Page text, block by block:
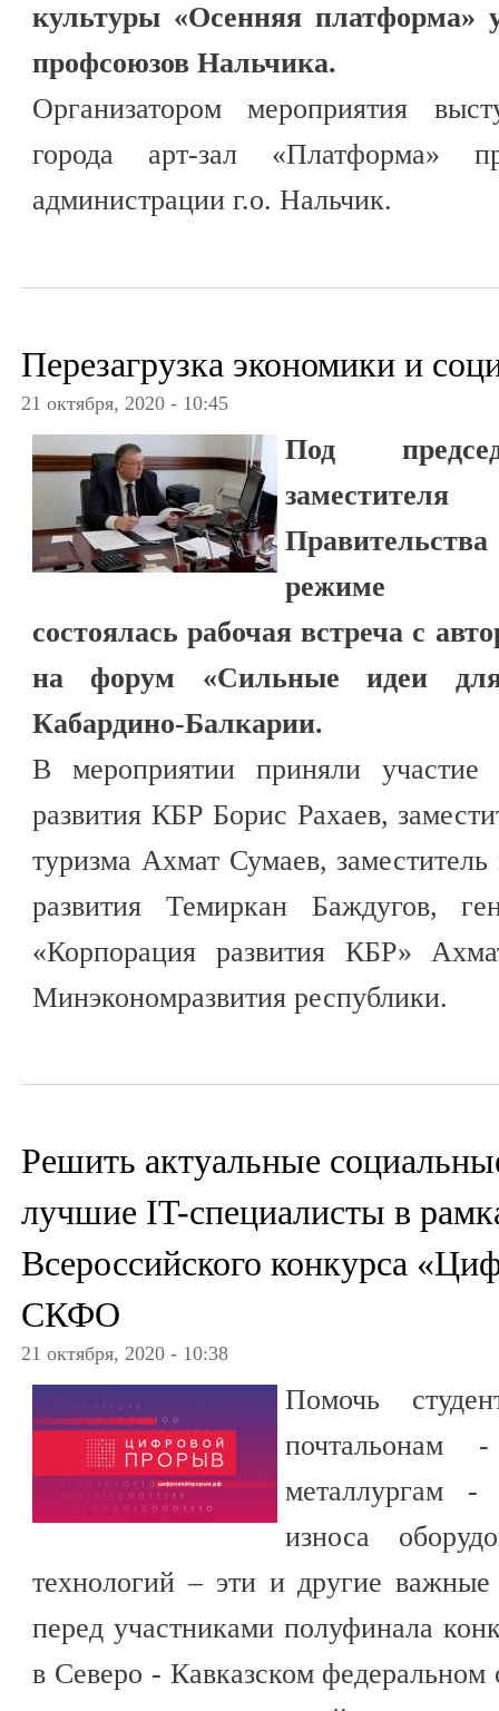
культуры «Осенняя
профсоюзов Нальчика.
Организатором мероприятия
города арт-зал «Платформа»
администрации г.о. Нальчик.
Перезагрузка экономики и
21 октября, 2020 - 10:45
Под
режиме
состоялась рабочая встреча с
на форум «Сильные идеи
Кабардино-Балкарии.
В мероприятии приняли участие
развития КБР Борис Рахаев,
туризма Ахмат Сумаев,
развития Темиркан Баждугов,
«Корпорация развития КБР»
Минэкономразвития республики.
Решить актуальные
лучшие IT-специалисты в
Всероссийского конкурса
СКФО
21 октября, 2020 - 10:38
Помочь
почтальонам
металлургам -
износа
технологий – эти и другие важные
перед участниками полуфинала
в Северо - Кавказском федеральном